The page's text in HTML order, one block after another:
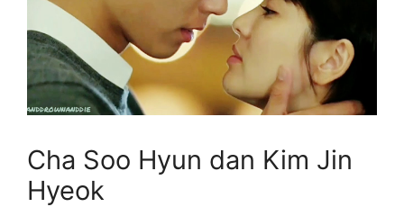
Cha Soo Hyun dan Kim Jin
Hyeok